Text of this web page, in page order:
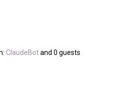
ClaudeBotand 0 guests